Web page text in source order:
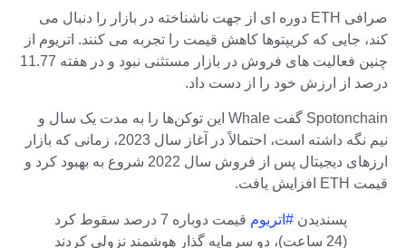
صرافی ETH دوره ای از جهت ناشناخته در بازار را دنبال می
کند، جایی که کریپتوها کاهش قیمت را تجربه می کنند. اتریوم از
چنین فعالیت های فروش در بازار مستثنی نبود و در هفته 11.77
درصد از ارزش خود را از دست داد.
Spotonchain گفت Whale این توکن‌ها را به مدت یک سال و
نیم نگه داشته است، احتمالاً در آغاز سال 2023، زمانی که بازار
ارزهای دیجیتال پس از فروش سال 2022 شروع به بهبود کرد و
قیمت ETH افزایش یافت.
پسندیدن #اتریوم
قیمت دوباره 7 درصد سقوط کرد
(24 ساعت)، دو سرمایه گذار هوشمند نزولی کردند